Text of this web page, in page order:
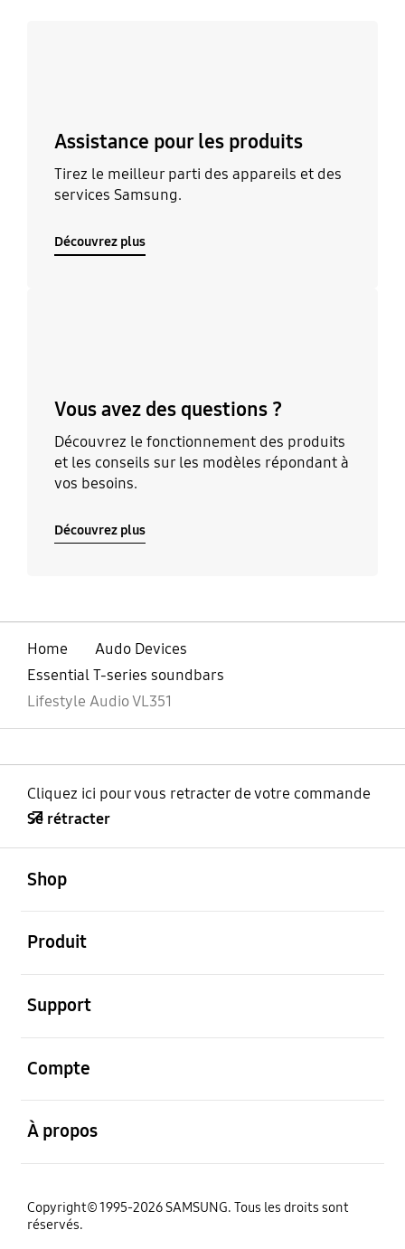
Assistance pour les produits
Tirez le meilleur parti des appareils et des
services Samsung.
Découvrez plus
Vous avez des questions ?
Découvrez le fonctionnement des produits
et les conseils sur les modèles répondant à
vos besoins.
Découvrez plus
Home
Audo Devices
Essential T-series soundbars
Lifestyle Audio VL351
Cliquez ici pour vous retracter de votre commande
Se rétracter
Shop
Produit
Support
Compte
À propos
Copyright© 1995-2026 SAMSUNG. Tous les droits sont
réservés.